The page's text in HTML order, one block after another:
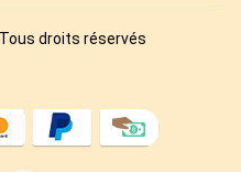
droits réservés